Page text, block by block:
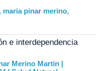
, maria pinar merino,
e interdependencia
Merino Martin |